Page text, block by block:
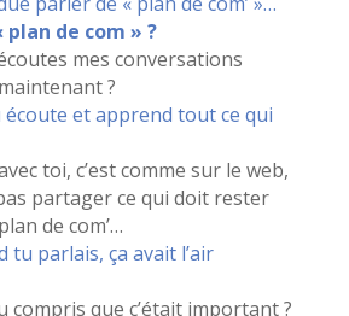
plan de com » ?
mes conversations
?
écoute et apprend tout ce qui
toi, c’est comme sur le web,
partager ce qui doit rester
de com’…
tu parlais, ça avait l’air
compris que c’était important ?